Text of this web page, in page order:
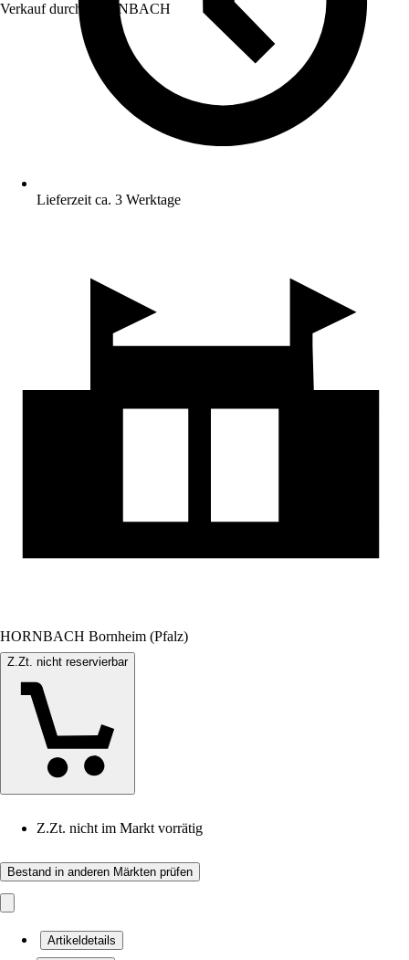
Verkauf durch: HORNBACH
Lieferzeit ca. 3 Werktage
HORNBACH Bornheim (Pfalz)
Z.Zt. nicht reservierbar
Z.Zt. nicht im Markt vorrätig
Bestand in anderen Märkten prüfen
Artikeldetails